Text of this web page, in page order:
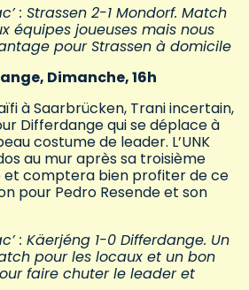
: Strassen 2-1 Mondorf. Match
équipes joueuses mais nous
pour Strassen à domicile
Dimanche, 16h
à Saarbrücken, Trani incertain,
Differdange qui se déplace à
costume de leader. L’UNK
au mur après sa troisième
et comptera bien profiter de ce
pour Pedro Resende et son
: Käerjéng 1-0 Differdange. Un
pour les locaux et un bon
faire chuter le leader et